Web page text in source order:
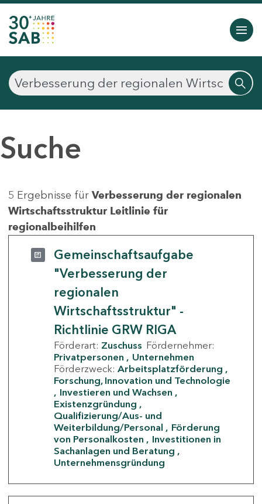
Suche
5 Ergebnisse für Verbesserung der regionalen
Wirtschaftsstruktur Leitlinie für
regionalbeihilfen
Gemeinschaftsaufgabe
"Verbesserung der
regionalen
Wirtschaftsstruktur" -
Richtlinie GRW RIGA
Förderart: Zuschuss Fördernehmer:
Privatpersonen
Unternehmen
Förderzweck: Arbeitsplatzförderung
Forschung, Innovation und Technologie
Investieren und Wachsen
Existenzgründung
Qualifizierung/Aus- und
Weiterbildung/Personal
Förderung
von Personalkosten
Investitionen in
Sachanlagen und Beratung
Unternehmensgründung